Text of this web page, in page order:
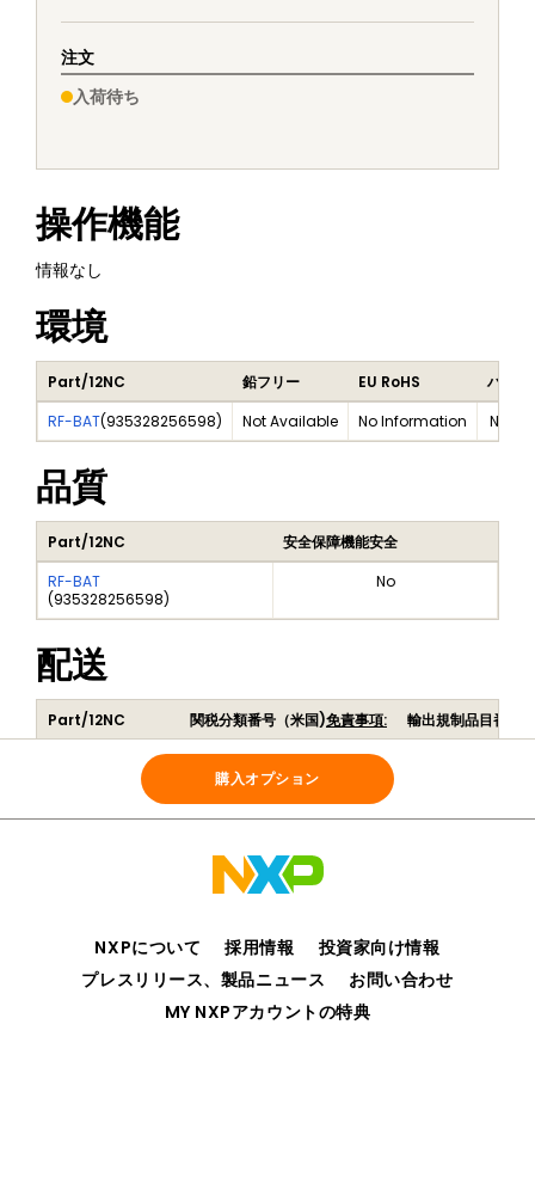
注文
入荷待ち
操作機能
情報なし
環境
Part/12NC 鉛フリー EU RoHS
ハロゲ
RF-BAT(935328256598) Not Available No Information Not
品質
Part/12NC
安全保障機能安全
RF-BAT
(935328256598)
No
配送
Part/12NC 関税分類番号（米国)免責事項:
輸出規制品目番号
935328256598
847330
購入オプション
NXPについて 採用情報
投資家向け情報
プレスリリース、製品ニュース
お問い合わせ
MY NXPアカウントの特典